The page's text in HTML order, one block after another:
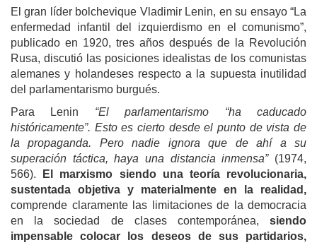
El gran líder bolchevique Vladimir Lenin, en su ensayo “La
enfermedad infantil del izquierdismo en el comunismo”,
publicado en 1920, tres años después de la Revolución
Rusa, discutió las posiciones idealistas de los comunistas
alemanes y holandeses respecto a la supuesta inutilidad
del parlamentarismo burgués.
Para Lenin “El parlamentarismo “ha caducado
históricamente”. Esto es cierto desde el punto de vista de
la propaganda. Pero nadie ignora que de ahí a su
superación táctica, haya una distancia inmensa”(1974,
566).
El marxismo siendo una teoría revolucionaria,
sustentada objetiva y materialmente en la realidad,
comprende claramente las limitaciones de la democracia
en la sociedad de clases contemporánea, siendo
impensable colocar los deseos de sus partidarios,